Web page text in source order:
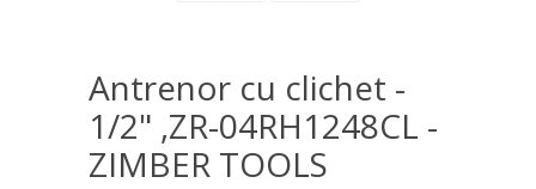
Antrenor cu clichet -
1/2" ,ZR-04RH1248CL -
ZIMBER TOOLS